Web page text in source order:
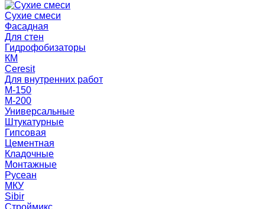
Сухие смеси
Фасадная
Для стен
Гидрофобизаторы
КМ
Ceresit
Для внутренних работ
М-150
М-200
Универсальные
Штукатурные
Гипсовая
Цементная
Кладочные
Монтажные
Русеан
МКУ
Sibir
Строймикс